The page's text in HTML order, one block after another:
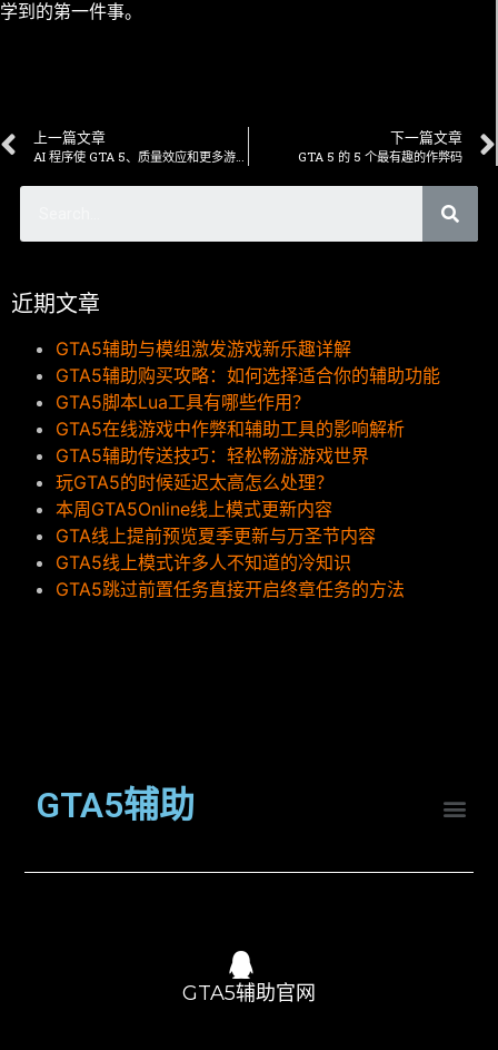
学到的第一件事。
上一篇文章 下一篇文章
GTA 5 的 5 个最有趣的作弊码
近期文章
GTA5辅助与模组激发游戏新乐趣详解
GTA5辅助购买攻略：如何选择适合你的辅助功能
GTA5脚本Lua工具有哪些作用？
GTA5在线游戏中作弊和辅助工具的影响解析
GTA5辅助传送技巧：轻松畅游游戏世界
玩GTA5的时候延迟太高怎么处理？
本周GTA5Online线上模式更新内容
GTA线上提前预览夏季更新与万圣节内容
GTA5线上模式许多人不知道的冷知识
GTA5跳过前置任务直接开启终章任务的方法
GTA5辅助
GTA5辅助官网